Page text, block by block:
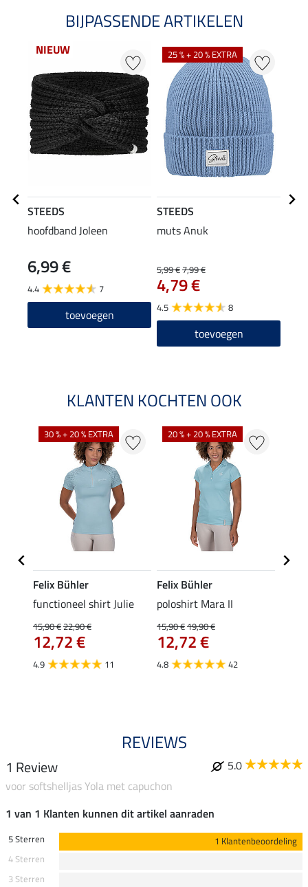
BIJPASSENDE ARTIKELEN
NIEUW
STEEDS
hoofdband Joleen
6,99 €
4.4 7
toevoegen
25 % + 20 % EXTRA
STEEDS
muts Anuk
5,99 €7,99 €
4,79 €
4.5 8
toevoegen
KLANTEN KOCHTEN OOK
30 % + 20 % EXTRA
Felix Bühler
functioneel shirt Julie
15,90 €22,90 €
12,72 €
4.9 11
20 % + 20 % EXTRA
Felix Bühler
poloshirt Mara II
15,90 €19,90 €
12,72 €
4.8 42
REVIEWS
1 Review
5.0
voor softshelljas Yola met capuchon
1 van 1 Klanten kunnen dit artikel aanraden
5 Sterren
1 Klantenbeoordeling
4 Sterren
3 Sterren